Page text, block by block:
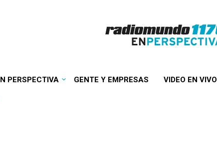
PERSPECTIVA GENTE Y EMPRESAS VIDEO EN VIVO